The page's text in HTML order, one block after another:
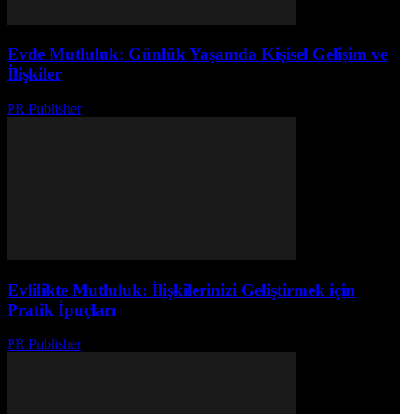
Evde Mutluluk: Günlük Yaşamda Kişisel Gelişim ve
İlişkiler
PR Publisher-
Evlilikte Mutluluk: İlişkilerinizi Geliştirmek için
Pratik İpuçları
PR Publisher-